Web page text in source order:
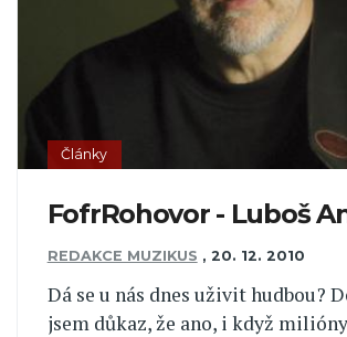
Články
FofrRohovor - Luboš
REDAKCE MUZIKUS , 20. 12. 2010
Dá se u nás dnes uživit hudbou?
jsem důkaz, že ano, i když